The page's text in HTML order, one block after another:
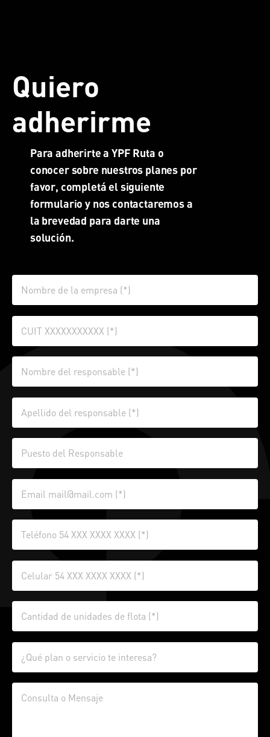
Quiero
adherirme
Para adherirte a YPF Ruta o
conocer sobre nuestros planes por
favor, completá el siguiente
formulario y nos contactaremos a
la brevedad para darte una
solución.